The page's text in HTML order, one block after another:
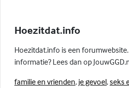
Hoezitdat.info
Hoezitdat.info is een
informatie? Lees dan op
familie en vrienden, je gevoel,seks